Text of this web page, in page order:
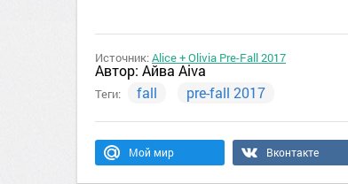
Источник:Alice + Olivia Pre-Fall 2017
Автор: Айва Aiva
Теги: fall pre-fall 2017
Мой мир Вконтакте